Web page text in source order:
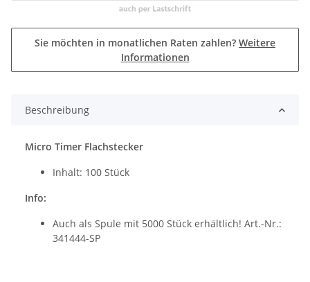
Sie möchten in monatlichen Raten zahlen? Weitere
Informationen
Beschreibung
Micro Timer Flachstecker
Inhalt: 100 Stück
Info:
Auch als Spule mit 5000 Stück erhältlich! Art.-Nr.:
341444-SP